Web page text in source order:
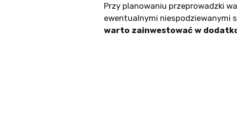
Przy planowaniu przeprowadzki
ewentualnymi niespodziewanymi
warto zainwestować w